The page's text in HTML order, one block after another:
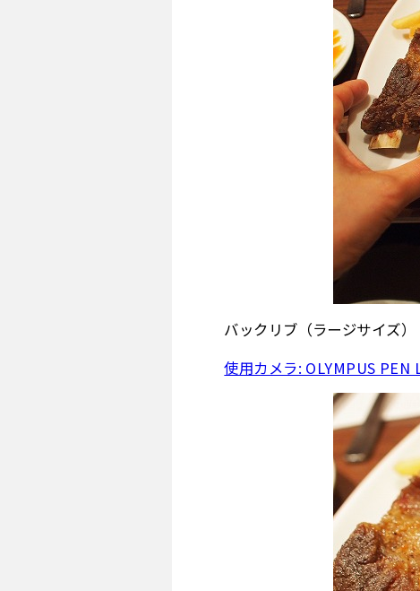
バックリブ（ラージサイズ
使用カメラ: OLYMPUS